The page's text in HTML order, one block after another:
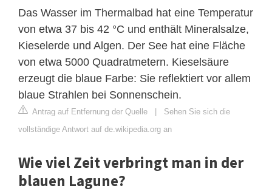
Das Wasser im Thermalbad hat eine Temperatur
von etwa 37 bis 42 °C und enthält Mineralsalze,
Kieselerde und Algen. Der See hat eine Fläche
von etwa 5000 Quadratmetern. Kieselsäure
erzeugt die blaue Farbe: Sie reflektiert vor allem
blaue Strahlen bei Sonnenschein.
Antrag auf Entfernung der Quelle | Sehen Sie sich die
vollständige Antwort auf de.wikipedia.org an
Wie viel Zeit verbringt man in der
blauen Lagune?